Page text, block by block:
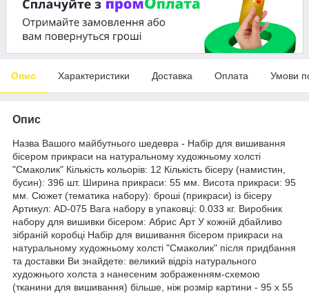
Опис Характеристики Доставка Оплата Умови
Опис
Назва Вашого майбутнього шедевра - Набір для вишивання
бісером прикраси на натуральному художньому холсті
"Смаколик" Кількість кольорів: 12 Кількість бісеру (намистин,
бусин): 396 шт. Ширина прикраси: 55 мм. Висота прикраси: 95
мм. Сюжет (тематика набору): броші (прикраси) із бісеру
Артикул: AD-075 Вага набору в упаковці: 0.033 кг. Виробник
набору для вишивки бісером: Абрис Арт У кожній дбайливо
зібраній коробці Набір для вишивання бісером прикраси на
натуральному художньому холсті "Смаколик" після придбання
та доставки Ви знайдете: великий відріз натурального
художнього холста з нанесеним зображенням-схемою
(тканини для вишивання) більше, ніж розмір картини - 95 х 55